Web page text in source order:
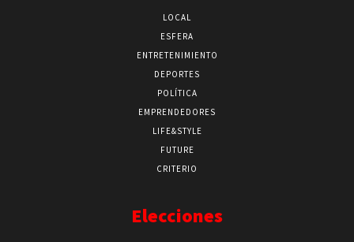
LOCAL
ESFERA
ENTRETENIMIENTO
DEPORTES
POLÍTICA
EMPRENDEDORES
LIFE&STYLE
FUTURE
CRITERIO
Elecciones